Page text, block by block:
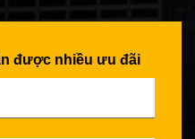
được nhiều ưu đãi